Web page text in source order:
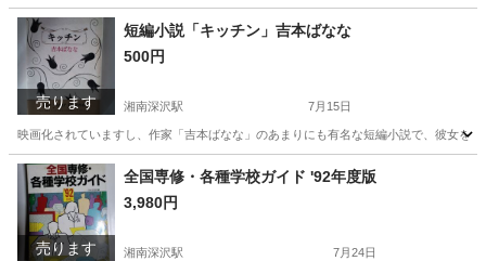
神奈川 鎌倉市 湘南深沢駅 その他 80年代
売ります
短編小説「キッチン」吉本ばなな
500円
湘南深沢駅 7月15日
映画化されていますし、作家「吉本ばなな」のあまりにも有名な短編小説で、彼女を
神奈川 鎌倉市 湘南深沢駅 文芸 ビンテージ
売ります
全国専修・各種学校ガイド '92年度版
3,980円
湘南深沢駅 7月24日